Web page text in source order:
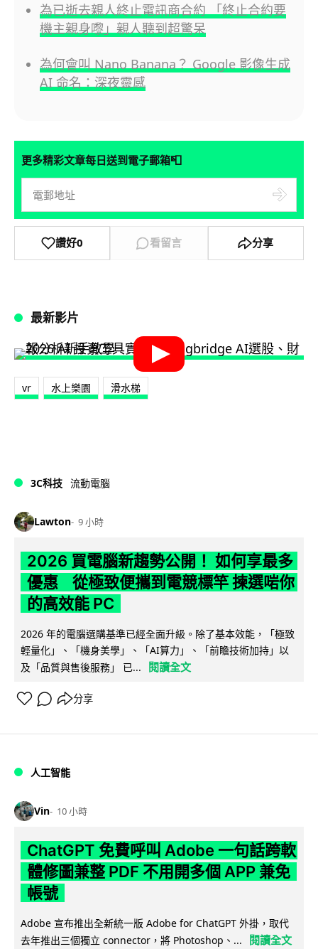
為已逝去親人終止電訊商合約 「終止合約要
機主親身嚟」親人聽到超驚呆
為何會叫 Nano Banana？ Google 影像生成
AI 命名：深夜靈感
更多精彩文章每日送到電子郵箱📮
讚好0 看留言 分享
最新影片
vr 水上樂園 滑水梯
3C科技 流動電腦
Lawton 9 小時
2026 買電腦新趨勢公開！ 如何享最多
優惠 從極致便攜到電競標竿 揀選啱你
的高效能 PC
2026 年的電腦選購基準已經全面升級。除了基本效能，「極致
輕量化」、「機身美學」、「AI算力」、「前瞻技術加持」以
及「品質與售後服務」 已...
閱讀全文
分享
人工智能
Vin 10 小時
ChatGPT 免費呼叫 Adobe 一句話跨軟
體修圖兼整 PDF 不用開多個 APP 兼免
帳號
Adobe 宣布推出全新統一版 Adobe for ChatGPT 外掛，取代
去年推出三個獨立 connector，將 Photoshop、...
閱讀全文